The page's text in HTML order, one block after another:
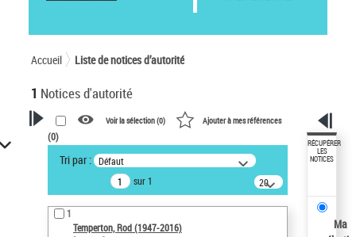
Accueil Liste de notices d’autorité
1 Notices d'autorité
VOTRE RECHERCHE
Recherche avancée dans les
notices d’autorité
Œuvres liées à l'auteur :
Temperton, Rod (1947-2016)
Voir la sélection (0) Ajouter à mes références
(0)
Tri par : Défaut
sur 1
20
résultats/page
1
Temperton, Rod (1947-2016)
RÉCUPÉRER
LES
NOTICES
Ma